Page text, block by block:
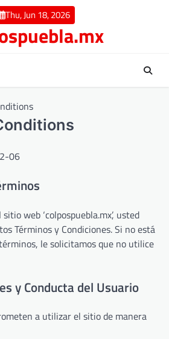
Thu, Jun 18, 2026
06
web ‘colpospuebla.mx’, usted
Términos y Condiciones. Si no está
le solicitamos que no utilice
y Conducta del Usuario
a utilizar el sitio de manera